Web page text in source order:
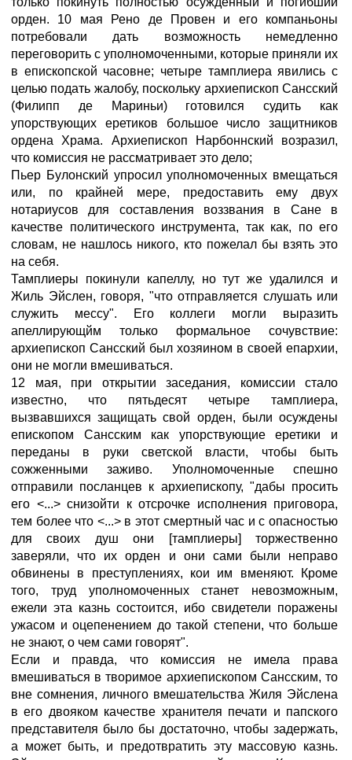
орден. 10 мая Рено де Провен и его компаньоны
потребовали дать возможность немедленно
переговорить с уполномоченными, которые приняли их
в епископской часовне; четыре тамплиера явились с
целью подать жалобу, поскольку архиепископ Сансский
(Филипп де Мариньи) готовился судить как
упорствующих еретиков большое число защитников
ордена Храма. Архиепископ Нарбоннский возразил,
что комиссия не рассматривает это дело;
Пьер Булонский упросил уполномоченных вмещаться
или, по крайней мере, предоставить ему двух
нотариусов для составления воззвания в Сане в
качестве политического инструмента, так как, по его
словам, не нашлось никого, кто пожелал бы взять это
на себя.
Тамплиеры покинули капеллу, но тут же удалился и
Жиль Эйслен, говоря, "что отправляется слушать или
служить мессу". Его коллеги могли выразить
апеллирующйм только формальное сочувствие:
архиепископ Сансский был хозяином в своей епархии,
они не могли вмешиваться.
12 мая, при открытии заседания, комиссии стало
известно, что пятьдесят четыре тамплиера,
вызвавшихся защищать свой орден, были осуждены
епископом Сансским как упорствующие еретики и
переданы в руки светской власти, чтобы быть
сожженными заживо. Уполномоченные спешно
отправили посланцев к архиепископу, "дабы просить
его <...> снизойти к отсрочке исполнения приговора,
тем более что <...> в этот смертный час и с опасностью
для своих душ они [тамплиеры] торжественно
заверяли, что их орден и они сами были неправо
обвинены в преступлениях, кои им вменяют. Кроме
того, труд уполномоченных станет невозможным,
ежели эта казнь состоится, ибо свидетели поражены
ужасом и оцепенением до такой степени, что больше
не знают, о чем сами говорят".
Если и правда, что комиссия не имела права
вмешиваться в творимое архиепископом Сансским, то
вне сомнения, личного вмешательства Жиля Эйслена
в его двояком качестве хранителя печати и папского
представителя было бы достаточно, чтобы задержать,
а может быть, и предотвратить эту массовую казнь.